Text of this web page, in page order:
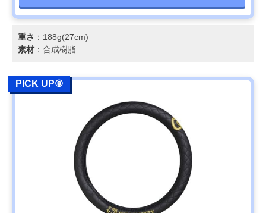
重さ ：188g(27cm)
素材 ：合成樹脂
PICK UP⑧